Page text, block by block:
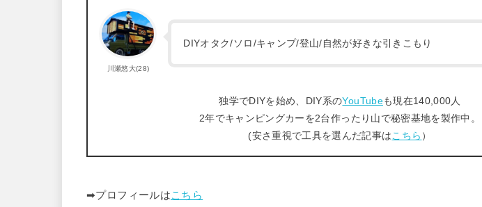
川瀬悠大(28)
DIYオタク/ソロ/キャンプ/登山/自然が好きな引きこもり
独学でDIYを始め、DIY系のYouTubeも現在140,000人
2年でキャンピングカーを2台作ったり山で秘密基地を製作中。
(安さ重視で工具を選んだ記事はこちら ）
➡︎プロフィールはこちら